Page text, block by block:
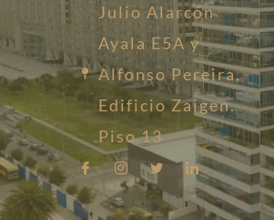
Julio Alarcón
Ayala E5A y
Alfonso Pereira,
Edificio Zaigen.
Piso 13